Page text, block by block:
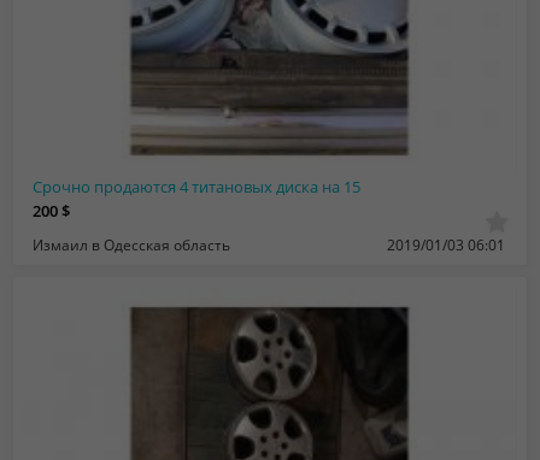
Срочно продаются 4 титановых диска на 15
200 $
Измаил в Одесская область 2019/01/03 06:01